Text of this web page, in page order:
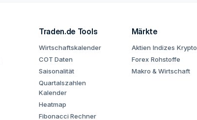
Traden.de Tools
Wirtschaftskalender
COT Daten
Saisonalität
Quartalszahlen
Kalender
Heatmap
Fibonacci Rechner
Märkte
Aktien Indizes Krypto
Forex Rohstoffe
Makro & Wirtschaft